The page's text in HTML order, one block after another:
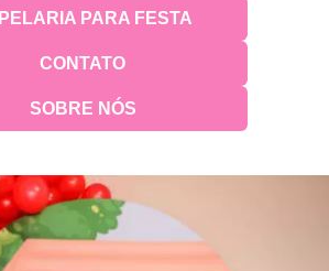
PARA FESTA
CONTATO
SOBRE NÓS